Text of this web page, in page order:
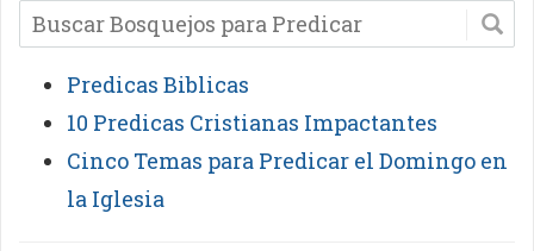
Predicas Biblicas
10 Predicas Cristianas Impactantes
Cinco Temas para Predicar el Domingo en
la Iglesia